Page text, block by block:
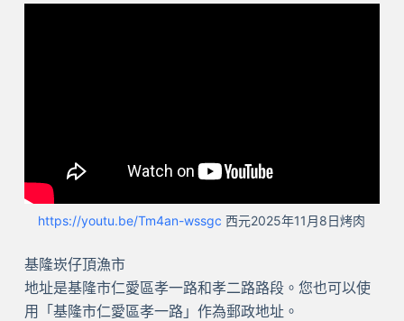
https://youtu.be/Tm4an-wssgc 西元2025年11月8日烤肉
基隆崁仔頂漁市
地址是基隆市仁愛區孝一路和孝二路路段。您也可以使
用「基隆市仁愛區孝一路」作為郵政地址。